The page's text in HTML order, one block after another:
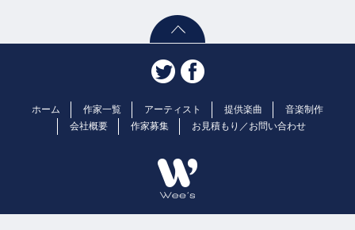
ホーム 作家一覧 アーティスト 提供楽曲
音楽制作
会社概要
作家募集 お見積もり／お問い合わせ